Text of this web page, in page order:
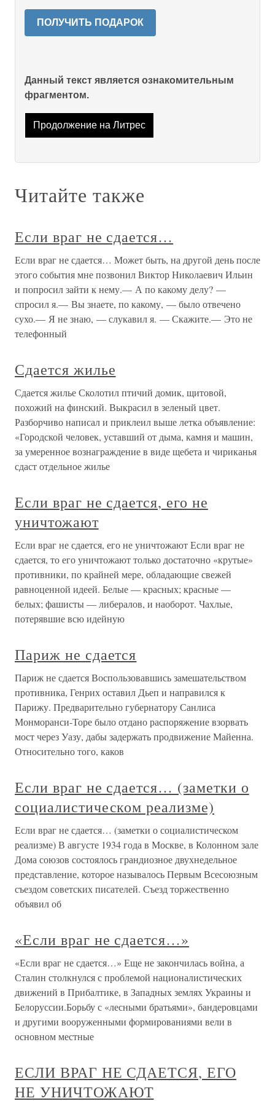
ПОЛУЧИТЬ ПОДАРОК
Данный текст является ознакомительным
фрагментом.
Продолжение на Литрес
Читайте также
Если враг не сдается…
Если враг не сдается… Может быть, на другой день после
этого события мне позвонил Виктор Николаевич Ильин
и попросил зайти к нему.— А по какому делу? —
спросил я.— Вы знаете, по какому, — было отвечено
сухо.— Я не знаю, — слукавил я. — Скажите.— Это не
телефонный
Сдается жилье
Сдается жилье Сколотил птичий домик, щитовой,
похожий на финский. Выкрасил в зеленый цвет.
Разборчиво написал и приклеил выше летка объявление:
«Городской человек, уставший от дыма, камня и машин,
за умеренное вознаграждение в виде щебета и чириканья
сдаст отдельное жилье
Если враг не сдается, его не
уничтожают
Если враг не сдается, его не уничтожают Если враг не
сдается, то его уничтожают только достаточно «крутые»
противники, по крайней мере, обладающие свежей
равноценной идеей. Белые — красных; красные —
белых; фашисты — либералов, и наоборот. Чахлые,
потерявшие всю идейную
Париж не сдается
Париж не сдается Воспользовавшись замешательством
противника, Генрих оставил Дьеп и направился к
Парижу. Предварительно губернатору Санлиса
Монморанси-Торе было отдано распоряжение взорвать
мост через Уазу, дабы задержать продвижение Майенна.
Относительно того, каков
Если враг не сдается… (заметки о
социалистическом реализме)
Если враг не сдается… (заметки о социалистическом
реализме) В августе 1934 года в Москве, в Колонном зале
Дома союзов состоялось грандиозное двухнедельное
представление, которое называлось Первым Всесоюзным
съездом советских писателей. Съезд торжественно
объявил об
«Если враг не сдается…»
«Если враг не сдается…» Еще не закончилась война, а
Сталин столкнулся с проблемой националистических
движений в Прибалтике, в Западных землях Украины и
Белоруссии.Борьбу с «лесными братьями», бандеровцами
и другими вооруженными формированиями вели в
основном местные
ЕСЛИ ВРАГ НЕ СДАЕТСЯ, ЕГО
НЕ УНИЧТОЖАЮТ